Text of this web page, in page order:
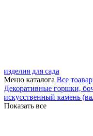
изделия для сада
Меню каталога Все
Декоративные горшки,
искусственный камень
Показать все